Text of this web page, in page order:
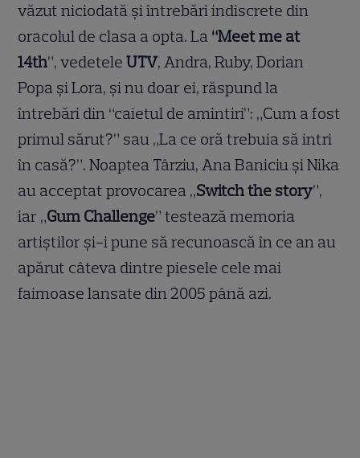
văzut niciodată și întrebări indiscrete din
oracolul de clasa a opta. La “Meet me at
14th”, vedeteleUTV, Andra, Ruby, Dorian
Popa și Lora, și nu doar ei, răspund la
întrebări din “caietul de amintiri”: „Cum a fost
primul sărut?” sau „La ce oră trebuia să intri
în casă?”.Noaptea Târziu, Ana Baniciu și Nika
au acceptat provocarea „Switch the story”,
iar „Gum Challenge” testează memoria
artiștilor și-i pune să recunoască în ce an au
apărut câteva dintre piesele cele mai
faimoase lansate din 2005 până azi.